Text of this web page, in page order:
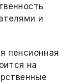
и
пенсионная
на